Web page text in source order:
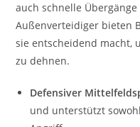
auch schnelle
Außenverteidiger bieten
sie entscheidend macht,
zu dehnen.
Defensiver
und unterstützt